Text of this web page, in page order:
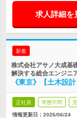
求人詳細を
新着
株式会社アサノ大成基
解決する総合エンジニ
《東京》【土木設
正社員 学歴不問
情報更新日：2026/06/24